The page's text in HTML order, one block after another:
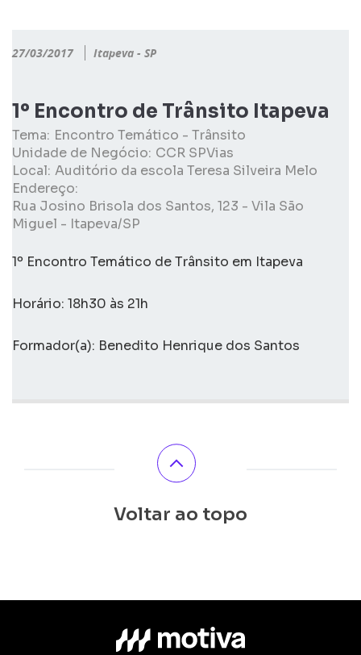
27/03/2017 Itapeva - SP
1º Encontro de Trânsito Itapeva
Tema: Encontro Temático - Trânsito
Unidade de Negócio: CCR SPVias
Local: Auditório da escola Teresa Silveira Melo
Endereço:
Rua Josino Brisola dos Santos, 123 - Vila São
Miguel - Itapeva/SP
1º Encontro Temático de Trânsito em Itapeva
Horário: 18h30 às 21h
Formador(a): Benedito Henrique dos Santos
Voltar ao topo